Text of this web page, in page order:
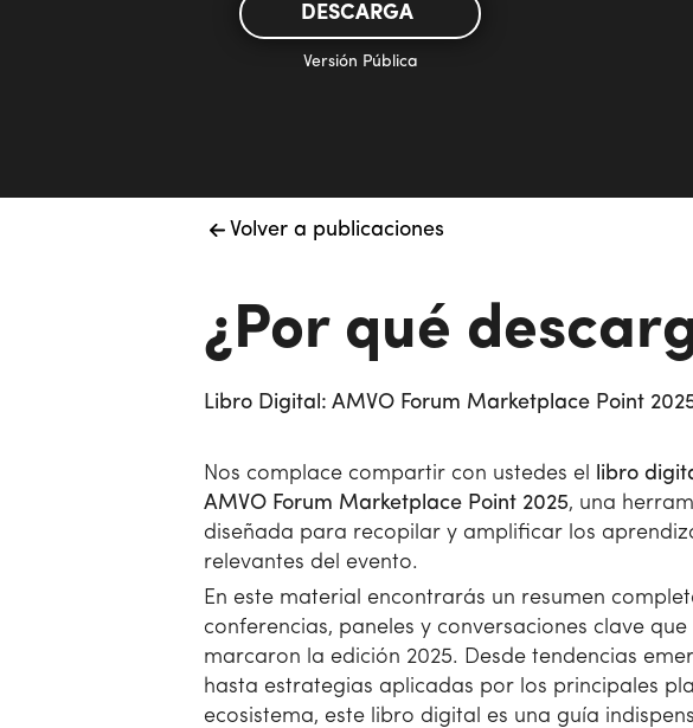
DESCARGA
Versión Pública
Volver a publicaciones
¿Por qué
Libro Digital: AMVO Forum Marketplace Point
Nos complace compartir con ustedes el
libro
AMVO Forum Marketplace Point 2025, una
diseñada para recopilar y amplificar los
relevantes del evento.
En este material encontrarás un resumen
conferencias, paneles y conversaciones clave que
marcaron la edición 2025. Desde tendencias
hasta estrategias aplicadas por los principales
ecosistema, este libro digital es una guía